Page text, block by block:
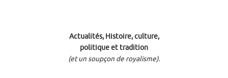
Actualités, Histoire, culture,
politique et tradition
(et un soupçon de royalisme).